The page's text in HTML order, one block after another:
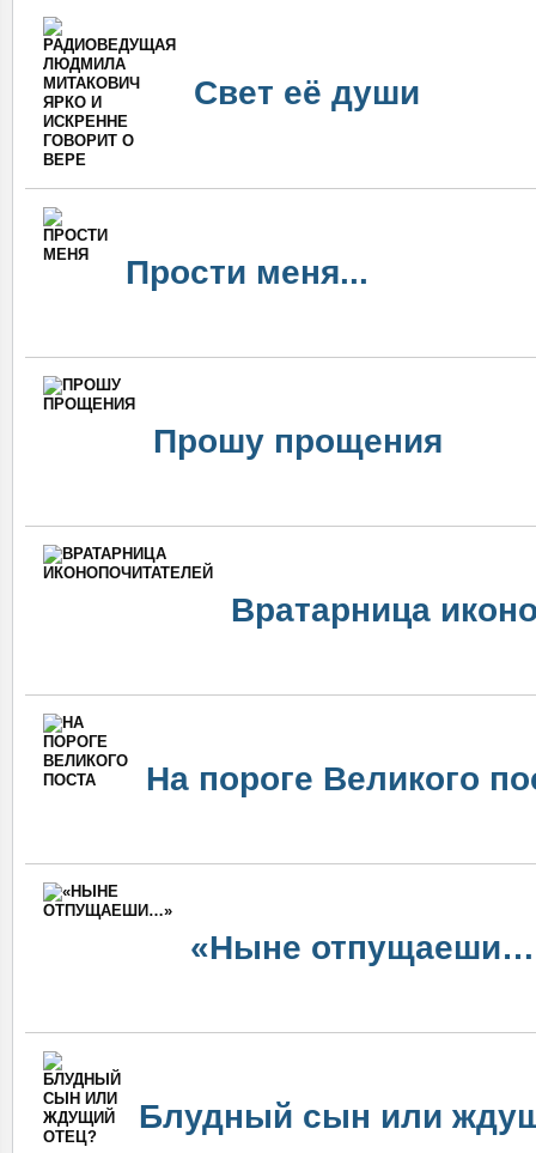
Свет её души
Прости меня...
Прошу прощения
Вратарница
На пороге Великого
«Ныне
Блудный сын или